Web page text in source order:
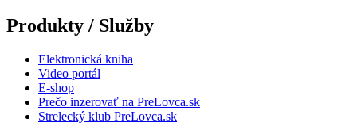
Produkty / Služby
Elektronická kniha
Video portál
E-shop
Prečo inzerovať na PreLovca.sk
Strelecký klub PreLovca.sk